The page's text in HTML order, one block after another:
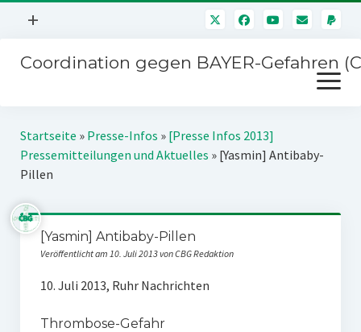
Menü
+
Mitmachen
Über uns
Kontakt
Impressum
Störfälle
Coordination gegen BAYER-Gefahren
Menü
öffnen
Kampagnen
Stichwort BAYER
Jahrestagung
Startseite » Presse-Infos » [Presse Infos 2013]
Pressemitteilungen und Aktuelles » [Yasmin] Antibaby-
Pillen
[Yasmin] Antibaby-Pillen
Veröffentlicht am 10. Juli 2013 von CBG Redaktion
10. Juli 2013, Ruhr Nachrichten
Thrombose-Gefahr